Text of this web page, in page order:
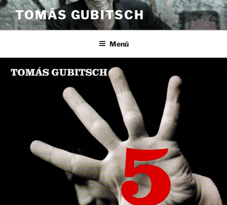
Saltar
al
contenido
TOMÁS GUBITSCH
Menú